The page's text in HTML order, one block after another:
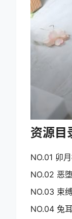
资源目
NO.01 卯
NO.02 恶
NO.03 束
NO.04 兔